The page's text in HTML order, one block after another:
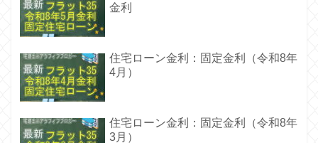
金利
住宅ローン金利：固定金利（令和8年
4月）
住宅ローン金利：固定金利（令和8年
3月）